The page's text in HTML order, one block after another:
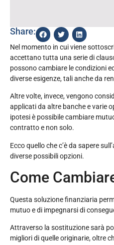
Share:
Nel momento in cui viene
accettano tutta una serie di
possono cambiare le condizioni
diverse esigenze, tali anche da
Altre volte, invece, vengono
applicati da altre banche e varie
ipotesi è possibile cambiare
contratto e non solo.
Ecco quello che c’è da sapere
diverse possibili opzioni.
Come
Questa soluzione finanziaria
mutuo e di impegnarsi di
Attraverso la sostituzione sarà
migliori di quelle originarie, oltre